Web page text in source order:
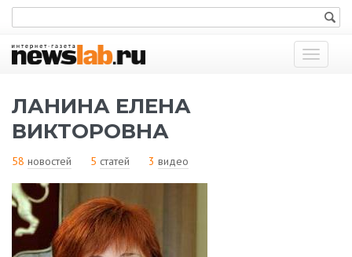
Показать
меню
ЛАНИНА ЕЛЕНА
ВИКТОРОВНА
58 новостей 5 статей 3 видео